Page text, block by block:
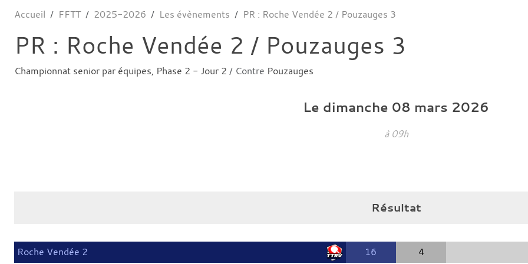
Accueil FFTT 2025-2026 Les évènements PR : Roche Vendée 2 / Pouzauges 3
PR : Roche Vendée 2 / Pouzauges 3
Championnat senior par équipes, Phase 2 - Jour 2 / Contre Pouzauges
Le dimanche 08 mars 2026
à 09h
Résultat
Roche Vendée 2 16 4